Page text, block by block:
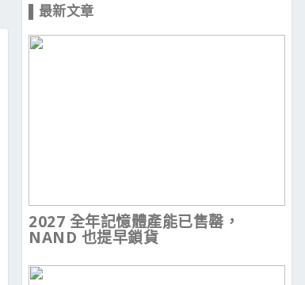
▌最新文章
2027 全年記憶體產能已售罄，
NAND 也提早鎖貨